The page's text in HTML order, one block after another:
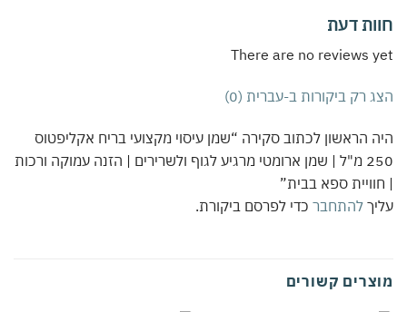
דעת
There are no reviews
רק ביקורות ב-עברית (0)
הראשון לכתוב סקירה “שמן עיסוי מקצועי בריח אקליפטוס
250 מ"ל | שמן ארומטי מרגיע לגוף ולשרירים | הזנה עמוקה ורכות
ספא בבית”
להתחברכדי לפרסם ביקורת.
קשורים